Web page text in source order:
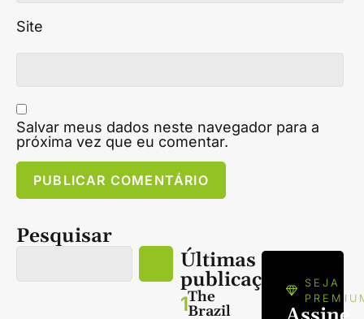
Site
Salvar meus dados neste navegador para a
próxima vez que eu comentar.
Pesquisar
Últimas
publicações
1The
Brazil
SEJA